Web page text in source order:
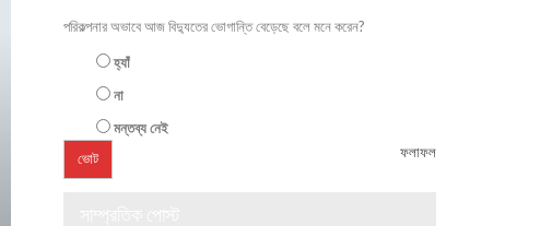
পরিকল্পনার অভাবে আজ বিদ্যুতের ভোগান্তি বেড়েছে বলে মনে করেন?
হ্যাঁ
না
মন্তব্য নেই
ফলাফল